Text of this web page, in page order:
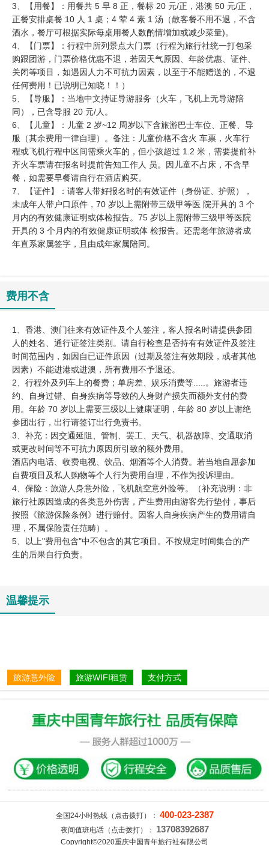
3、【用餐】：用餐共 5 早 8 正，餐标 20 元/正，港澳 50 元/正，
正餐安排桌餐 10 人 1 桌；4 荤 4 素 1 汤（散客餐不用不退，不含
酒水，餐厅可根据实际每桌用餐人数酌情增加或减少菜量)。
4、【门票】：行程中所列景点大门票（行程为旅行社统一打包采
购跟团游，门票价格优惠不退，若因天气原因、年龄优惠、证件、
关闭等项目，如遇因人力不可抗力因素，以至于不能赠送的，不退
任何费用！已说明已知晓！！）
5、【导服】：当地中文持证导游服务（火车，飞机上无导游陪
同），已含导服 20 元/人。
6、【儿童】：儿童 2 岁~12 周岁以下含旅游巴士车位、正餐、导
服（其余费用一律自理）。备注：儿童价格不含火 车票，火车行
程或飞机行程中区间需乘火车的，但小孩超过 1.2 米，需要提前补
齐火车票请在报名时提前告知工作人 员。因儿童不占床，不含早
餐，如需要早餐请自行在酒店购买。
7、【证件】：请客人带好报名时的有效证件（身份证、护照），
未成年人带户口原件，70 岁以上需附带三级甲等医 院开具的 3 个
月内的有效健康证明或体检报告。75 岁以上需附带三级甲等医院
开具的 3 个月内的有效健康证明或体 检报告。还需老年旅游者成
年直系家属签字，且由成年家属陪同。
费用不含
1、香港、澳门往来有效证件及个人签注，客人报名时请提供参团
人的姓名、通行证签注类别。请自行检查是否持有有效证件及签注
时间范围内，如因自已证件原因（过期及签注有效期段，或者其他
因素）不能进港或进澳，所有费用不予退还。
2、行程外及列车上的餐费；单房差、娱乐消费等.....。旅游者违
约、自身过错、自身疾病等导致的人身财产损失而额外支付的费
用。年龄 70 岁以上需要三级以上健康证明，年龄 80 岁以上谢绝
参团出行，出行请签订出行免责书。
3、补充：因交通延阻、管制、罢工、天气、机器故障、交通取消
或更改时间等不可抗力原因所引致的额外费用。
酒店内电话、收费电视、饮品、烟酒等个人消费。若当地自愿参加
自费项目及私人购物等个人行为费用自理，不作为投诉理由。
4、保险：旅游人身意外险，飞机航空意外险等。（补充说明：非
旅行社原因造成的各类意外伤害，产生费用由游客先行垫付，事后
按照《旅游保险条例》进行赔付。因客人自身疾病产生的费用请自
理，不属保险责任范畴）。
5、以上"费用包含"中不包含的其它项目。不按规定时间集合的产
生的后果自行负责。
温馨提示
旅游意外险 旅游WIFI租赁 支付方式
全国24小时热线（点击拨打）： 400-023-2387
夜间值班电话（点击拨打）： 13708392687
Copyright©2020重庆中国青年旅行社有限公司